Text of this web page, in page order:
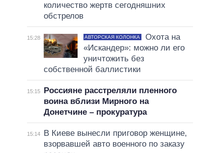
количество жертв сегодняшних
обстрелов
15:28 АВТОРСКАЯ КОЛОНКА
Охота на
«Искандер»: можно ли его
уничтожить без
собственной баллистики
15:15
Россияне расстреляли пленного
воина вблизи Мирного на
Донетчине – прокуратура
15:14
В Киеве вынесли приговор женщине,
взорвавшей авто военного по заказу